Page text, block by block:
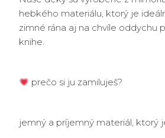
hebkého materiálu, ktorý je
zimné rána aj na chvíle oddychu
knihe.
prečo si ju zamiluješ?
jemný a príjemný materiál, ktorý